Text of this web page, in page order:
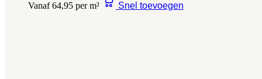
Vanaf 64,95 per m² Snel toevoegen